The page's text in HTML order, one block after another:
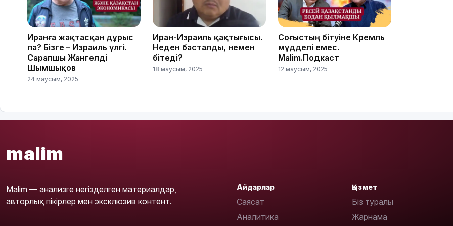
Иранға жақтасқан дұрыс
па? Бізге – Израиль үлгі.
Сарапшы Жангелді
Шымшықов
24 маусым, 2025
Иран-Израиль қақтығысы.
Неден басталды, немен
бітеді?
18 маусым, 2025
Соғыстың бітуіне Кремль
мүдделі емес.
Malim.Подкаст
12 маусым, 2025
malim
Malim — анализге негізделген материалдар,
авторлық пікірлер мен эксклюзив контент.
Айдарлар
Саясат
Аналитика
Қызмет
Біз туралы
Жарнама